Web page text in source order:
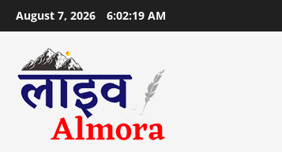
Skip
to
content
August 7, 2026 6:02:20 AM